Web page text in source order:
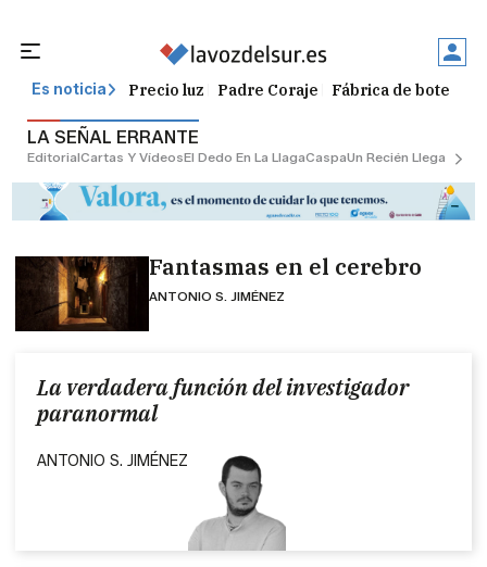
Es noticia Precio luz Padre Coraje Fábrica de botellas
LA SEÑAL ERRANTE
EditorialCartas Y VídeosEl Dedo En La LlagaCaspaUn Recién Llegado
Fantasmas en el cerebro
ANTONIO S. JIMÉNEZ
La verdadera función del investigador
paranormal
ANTONIO S. JIMÉNEZ